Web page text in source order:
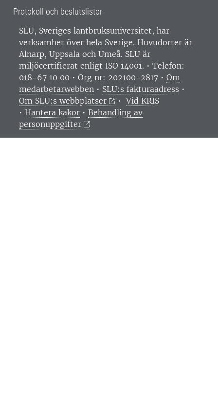
Protokoll och beslutslistor
SLU, Sveriges lantbruksuniversitet, har
verksamhet över hela Sverige. Huvudorter är
Alnarp, Uppsala och Umeå. SLU är
miljöcertifierat enligt ISO 14001. • Telefon:
018-67 10 00 • Org nr: 202100-2817 • Om
medarbetarwebben • SLU:s fakturaadress •
Om SLU:s webbplatser
•Vid KRIS
• Hantera kakor • Behandling av
personuppgifter